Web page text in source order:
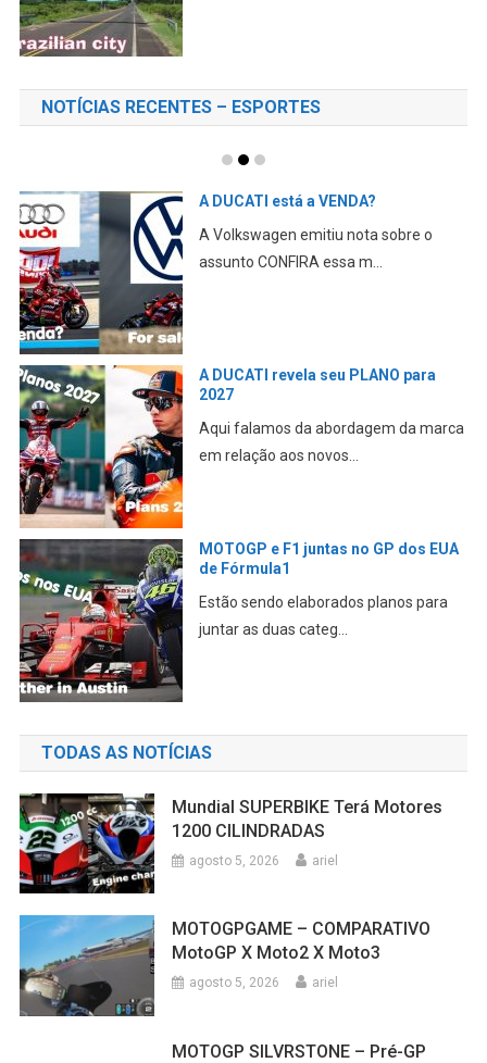
NOTÍCIAS RECENTES – ESPORTES
A DUCATI está a VENDA?
A Volkswagen emitiu nota sobre o
assunto CONFIRA essa m...
A DUCATI revela seu PLANO para
2027
Aqui falamos da abordagem da marca
em relação aos novos...
MOTOGP e F1 juntas no GP dos EUA
de Fórmula1
Estão sendo elaborados planos para
juntar as duas categ...
TODAS AS NOTÍCIAS
Mundial SUPERBIKE Terá Motores
1200 CILINDRADAS
agosto 5, 2026 ariel
MOTOGPGAME – COMPARATIVO
MotoGP X Moto2 X Moto3
agosto 5, 2026 ariel
MOTOGP SILVRSTONE – Pré-GP